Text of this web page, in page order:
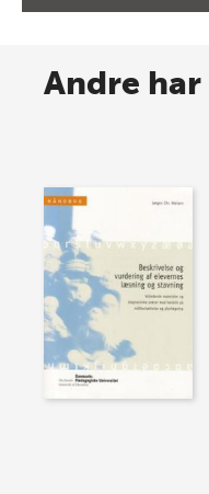
Spar op til
onsdag den 10. j…
Andre har